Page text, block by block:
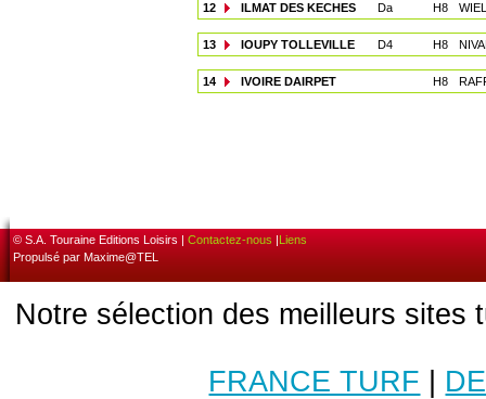
12 ILMAT DES KECHES Da H8
13 IOUPY TOLLEVILLE D4 H8
14 IVOIRE DAIRPET H8
© S.A. Touraine Editions Loisirs | Contactez-nous |Liens
Propulsé par Maxime@TEL
Notre sélection des meilleurs sites
FRANCE TURF